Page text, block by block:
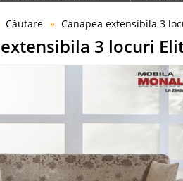
Căutare Canapea extensibila 3
3 locuri